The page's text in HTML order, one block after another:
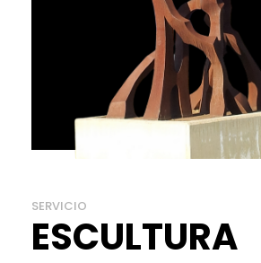
SERVICIO
ESCULTURA